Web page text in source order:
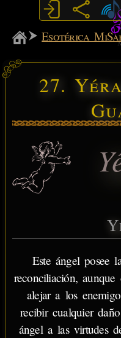
MiSabueso
Esotérica
27.
Este ángel posee
reconciliación,
alejar a los
recibir cualquier
ángel a las virtudes